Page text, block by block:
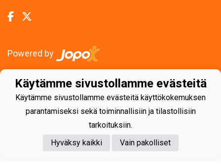
Powered by
Käytämme sivustollamme evästeitä
Käytämme sivustollamme evästeitä käyttökokemuksen
parantamiseksi sekä toiminnallisiin ja tilastollisiin
tarkoituksiin.
Hyväksy kaikki
Vain pakolliset